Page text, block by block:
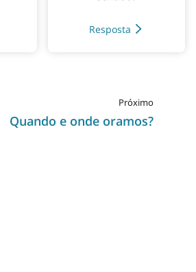
Resposta
Próximo
Quando e onde oramos?